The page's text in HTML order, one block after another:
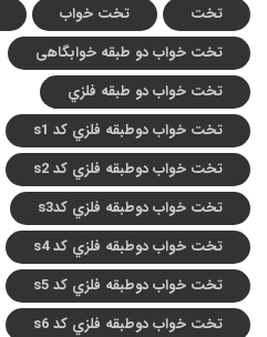
تخت تخت خواب
تخت خواب دو طبقه خوابگاهی
تخت خواب دو طبقه فلزي
تخت خواب دوطبقه فلزي کد s1
تخت خواب دوطبقه فلزي کد s2
تخت خواب دوطبقه فلزي کدs3
تخت خواب دوطبقه فلزي کد s4
تخت خواب دوطبقه فلزي کد s5
تخت خواب دوطبقه فلزي کد s6